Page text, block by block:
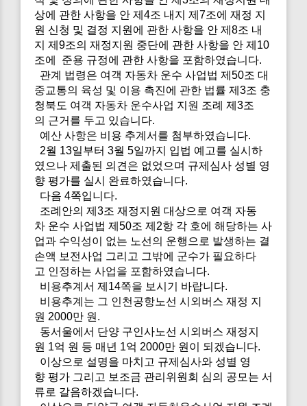
상에 관한 사항을 안 제4조 내지 제7조에 재정 지
원 신청 및 결정 지원에 관한 사항을 안 제8조 내
지 제9조의 재정지원 중단에 관한 사항을 안 제10
조에 준용 규정에 관한 사항을 포함하였습니다.
관계 법령은 여객 자동차 운수 사업법 제50조 대
중교통의 육성 및 이용 촉진에 관한 법률 제3조 충
청북도 여객 자동차 운수사업 지원 조례 제3조
의 근거를 두고 있습니다.
예산 사항은 비용 추계서를 첨부하였습니다.
2월 13일부터 3월 5일까지 입법 예고를 실시하
였으나 제출된 의견은 없었으며 규제심사 성별 영
향 평가를 실시 완료하였습니다.
다음 4쪽입니다.
조례안의 제3조 재정지원 대상으로 여객 자동
차 운수 사업법 제50조 제2항 각 호에 해당하는 사
업과 수익성이 없는 노선의 운행으로 발생하는 결
손액 보전사업 그리고 그밖에 군수가 필요하다
고 인정하는 사업을 포함하였습니다.
비용추계서 제14쪽을 보시기 바랍니다.
비용추계는 그 인천공항노선 시외버스 재정 지
원 2000만 원.
동서울에서 단양 구인사노선 시외버스 재정지
원 1억 원 등 매년 1억 2000만 원이 되겠습니다.
이상으로 설명을 마치고 규제심사와 성별 영
향 평가 그리고 보조금 관리위원회 심의 공모는 서
류로 갈음하겠습니다.